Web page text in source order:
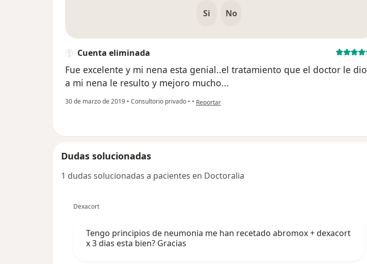
Si No
Cuenta eliminada
Fue excelente y mi nena esta genial..el tratamiento que el doctor le dio
a mi nena le resulto y mejoro mucho...
30 de marzo de 2019 • Consultorio privado • • en opinión del usuario Cuenta eliminada
Reportar
Dudas solucionadas
1 dudas solucionadas a pacientes en Doctoralia
Dexacort
Tengo principios de neumonia me han recetado abromox + dexacort
x 3 dias esta bien? Gracias